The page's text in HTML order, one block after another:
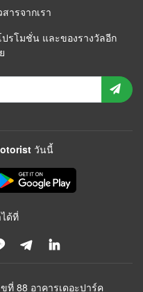
ารจากเรา
รโมชั่น และของรางวัลอีก
วันนี้
ด้ที่
ที่ 88 อาคารเดอะปาร์ค